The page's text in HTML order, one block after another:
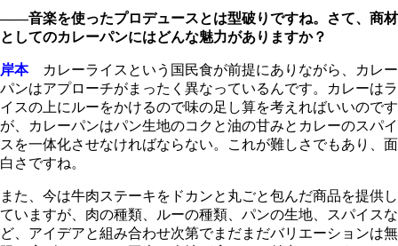
――音楽を使ったプロデュースとは型破りですね。さて、商材
としてのカレーパンにはどんな魅力がありますか？
岸本カレーライスという国民食が前提にありながら、カレー
パンはアプローチがまったく異なっているんです。カレーはラ
イスの上にルーをかけるので味の足し算を考えればいいのです
が、カレーパンはパン生地のコクと油の甘みとカレーのスパイ
スを一体化させなければならない。これが難しさでもあり、面
白さですね。
また、今は牛肉ステーキをドカンと丸ごと包んだ商品を提供し
ていますが、肉の種類、ルーの種類、パンの生地、スパイスな
ど、アイデアと組み合わせ次第でまだまだバリエーションは無